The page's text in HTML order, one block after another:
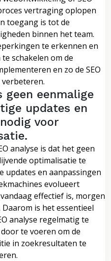
vertraging oplopen
toegang is tot de
binnen het team.
te erkennen en
schakelen om de
en zo de SEO
geen eenmalige
updates en
voor
analyse is dat het geen
optimalisatie te
updates en aanpassingen
evolueert
effectief is, morgen
is het essentieel
analyse regelmatig te
te voeren om de
in zoekresultaten te